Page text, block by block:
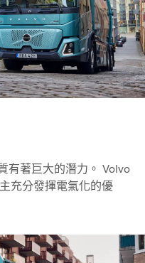
有著巨大的潛力。 Volvo
充分發揮電氣化的優